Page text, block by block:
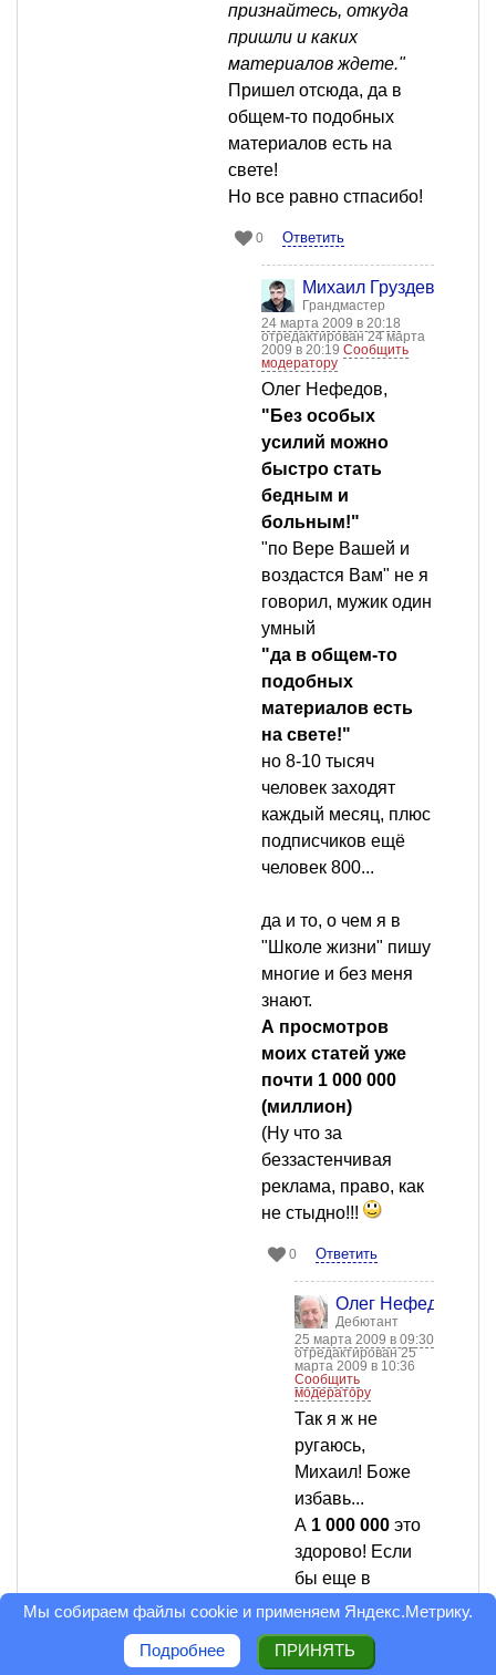
признайтесь, откуда
пришли и каких
материалов ждете."
Пришел отсюда, да в
общем-то подобных
материалов есть на
свете!
Но все равно стпасибо!
0 Ответить
Михаил Груздев
Грандмастер
24 марта 2009 в 20:18
отредактирован 24 марта
2009 в 20:19 Сообщить
модератору
Олег Нефедов,
"Без особых
усилий можно
быстро стать
бедным и
больным!"
"по Вере Вашей и
воздастся Вам" не я
говорил, мужик один
умный
"да в общем-то
подобных
материалов есть
на свете!"
но 8-10 тысяч
человек заходят
каждый месяц, плюс
подписчиков ещё
человек 800...
да и то, о чем я в
"Школе жизни" пишу
многие и без меня
знают.
А просмотров
моих статей уже
почти 1 000 000
(миллион)
(Ну что за
беззастенчивая
реклама, право, как
не стыдно!!!
0 Ответить
Олег Нефедов
Дебютант
25 марта 2009 в 09:30
отредактирован 25
марта 2009 в 10:36
Сообщить
модератору
Так я ж не
ругаюсь,
Михаил! Боже
избавь...
А 1 000 000 это
здорово! Если
бы еще в
рубликах!
У меня на
портале рекорд
Мы собираем файлы cookie и применяем Яндекс.Метрику.
Подробнее ПРИНЯТЬ